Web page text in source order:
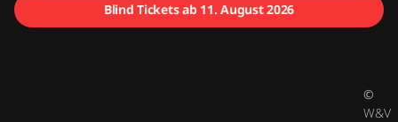
Blind Tickets ab 11. August 2026
©
W&V